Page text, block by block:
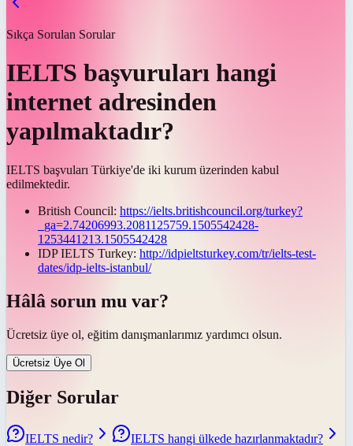
Sıkça Sorulan Sorular
IELTS başvuruları hangi
internet adresinden
yapılmaktadır?
IELTS başvuları Türkiye'de iki kurum üzerinden kabul
edilmektedir.
British Council: https://ielts.britishcouncil.org/turkey?
_ga=2.74206993.2081125759.1505542428-
1253441213.1505542428
IDP IELTS Turkey: http://idpieltsturkey.com/tr/ielts-test-
dates/idp-ielts-istanbul/
Hâlâ sorun mu var?
Ücretsiz üye ol, eğitim danışmanlarımız yardımcı olsun.
Ücretsiz Üye Ol
Diğer Sorular
IELTS nedir?
IELTS hangi ülkede hazırlanmaktadır?